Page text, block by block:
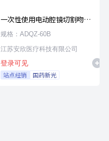
一次性使用电动腔镜切割吻合
器及组件
规格：ADQZ-60B
江苏安欣医疗科技有限公司
登录可见
站点经销 国药新光